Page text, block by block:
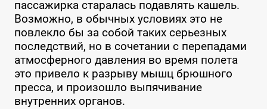
пассажирка старалась подавлять кашель.
Возможно, в обычных условиях это не
повлекло бы за собой таких серьезных
последствий, но в сочетании с перепадами
атмосферного давления во время полета
это привело к разрыву мышц брюшного
пресса, и произошло выпячивание
внутренних органов.